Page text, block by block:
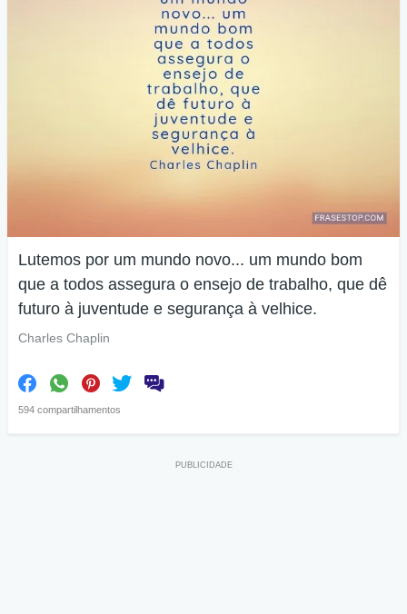
Lutemos por um mundo novo... um mundo bom
que a todos assegura o ensejo de trabalho, que dê
futuro à juventude e segurança à velhice.
Charles Chaplin
594 compartilhamentos